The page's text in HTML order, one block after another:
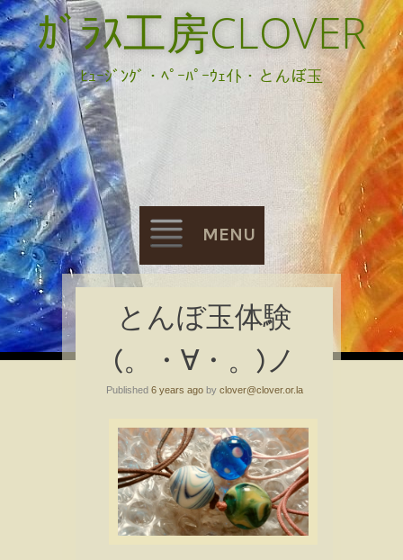
ｶﾞﾗｽ工房CLOVER
ﾋｭｰｼﾞﾝｸﾞ・ﾍﾟｰﾊﾟｰｳｪｲﾄ・とんぼ玉
MENU
Skip
to
content
とんぼ玉体験
(。・∀・。)ノ
Published 6 years agoby clover@clover.or.la